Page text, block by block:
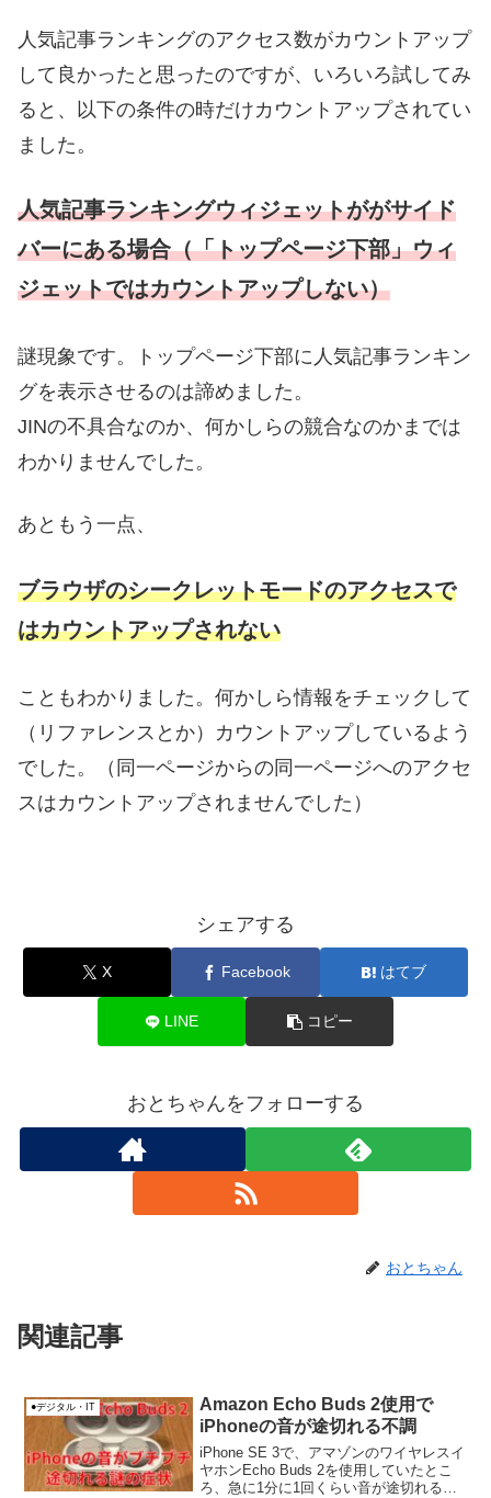
人気記事ランキングのアクセス数がカウントアップ
して良かったと思ったのですが、いろいろ試してみ
ると、以下の条件の時だけカウントアップされてい
ました。
人気記事ランキングウィジェットががサイド
バーにある場合（「トップページ下部」ウィ
ジェットではカウントアップしない）
謎現象です。トップページ下部に人気記事ランキン
グを表示させるのは諦めました。
JINの不具合なのか、何かしらの競合なのかまでは
わかりませんでした。
あともう一点、
ブラウザのシークレットモードのアクセスで
はカウントアップされない
こともわかりました。何かしら情報をチェックして
（リファレンスとか）カウントアップしているよう
でした。（同一ページからの同一ページへのアクセ
スはカウントアップされませんでした）
シェアする
X Facebook はてブ
LINE コピー
おとちゃんをフォローする
おとちゃん
関連記事
●デジタル・IT
Amazon Echo Buds 2使用で
iPhoneの音が途切れる不調
iPhone SE 3で、アマゾンのワイヤレスイ
ヤホンEcho Buds 2を使用していたとこ
ろ、急に1分に1回くらい音が途切れる不